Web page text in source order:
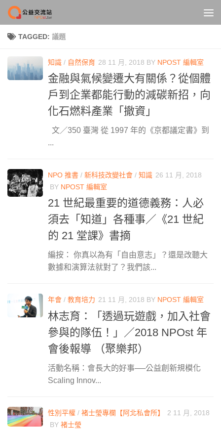
Skip to content
TAGGED: 議題
知識 / 自然保育 28 11 月, 2018 BY NPOST 編輯室
金融與氣候變遷大有關係？從個體
戶到企業都能行動的減碳新招，向
化石燃料產業「撤資」
文／350 臺灣 從 1997 年的《京都議定書》到
...
NPO 推書 / 新科技改變社會 / 知識 26 11 月, 2018
BY NPOST 編輯室
21 世紀最重要的道德義務：人必
須去「知道」各種事／《21 世紀
的 21 堂課》書摘
編按： 你真以為有「自由意志」？還是改聽大
數據和演算法就對了？我們該...
年會 / 教育培力 21 11 月, 2018 BY NPOST 編輯室
林志育：「透過玩遊戲，加入社會
參與的隊伍！」／2018 NPOst 年
會後報導 （聚樂邦）
活動名稱：會長大的好事──公益創新規模化
Scaling Innov...
性別平權 / 褚士瑩專欄【阿北私會所】
2 11 月, 2018
BY 褚士瑩